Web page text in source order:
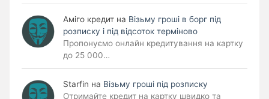
Аміго кредит на Візьму гроші в борг під
розписку і під відсоток терміново
Пропонуємо онлайн кредитування на картку
до 25 000…
Starfin на Візьму гроші під розписку
Отримайте кредит на картку швидко та